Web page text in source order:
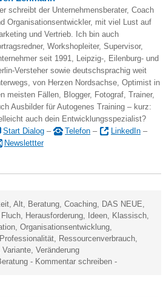
schreibt der Unternehmensberater, Coach
Organisationsentwickler, mit viel Lust auf
und Vertrieb. Ich bin auch
Workshopleiter, Supervisor,
seit 1991, Leipzig-, Eilenburg- und
Versteher sowie deutschsprachig weit
von Herzen Nordsachse, Optimist in
meisten Fällen, Blogger, Fotograf, Trainer,
Ausbilder für Autogenes Training – kurz:
auch dein Entwicklungsspezialist?
Start Dialog – Telefon – LinkedIn –
Newslettter
,Alt Beratung ,Coaching DAS NEUE
Fluch Herausforderung Ideen Klassisch
,Organisationsentwicklung
Professionalität Ressourcenverbrauch
,Variante ,Veränderung
- Kommentar schreiben -